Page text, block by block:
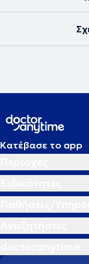
ιατρική εντείνεται
Κατέβασε το app